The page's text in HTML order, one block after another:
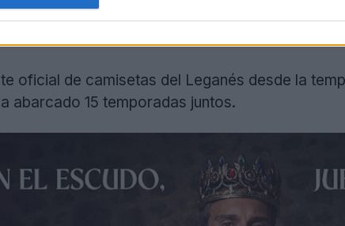
oficial de camisetas del Leganés desde la
abarcado 15 temporadas juntos.